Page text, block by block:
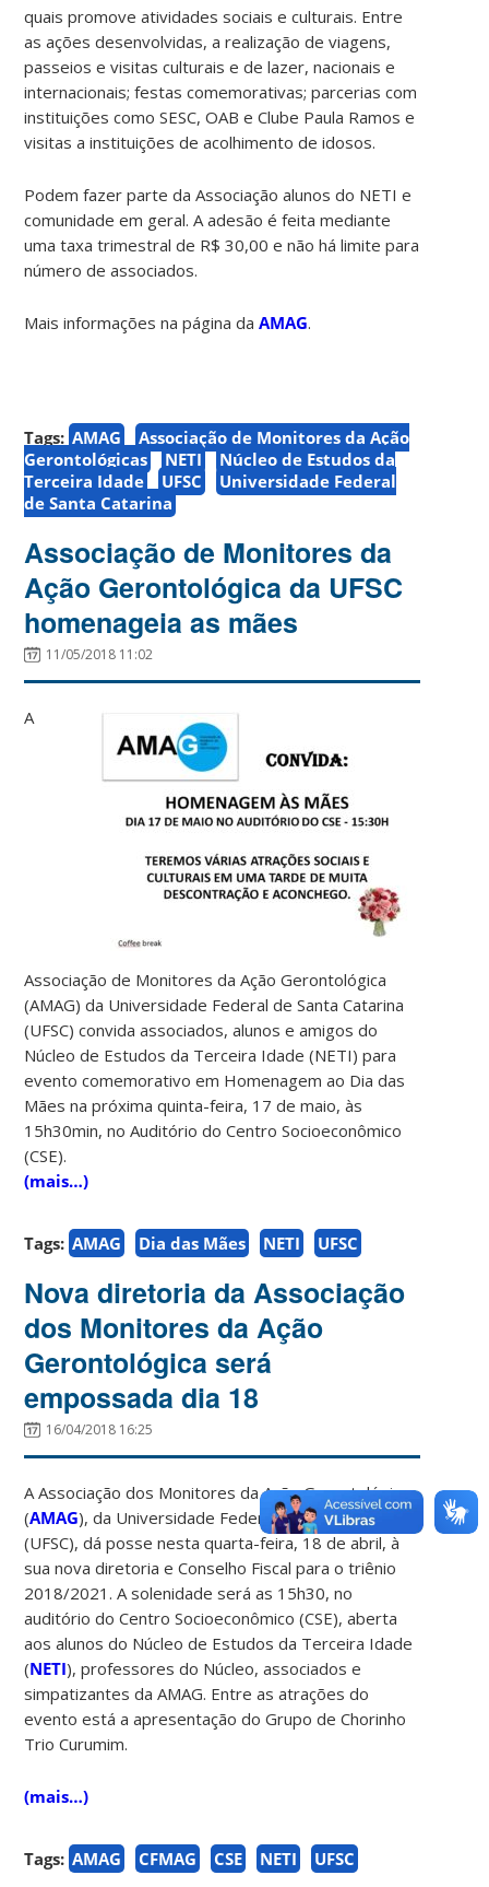
quais promove atividades sociais e culturais. Entre
as ações desenvolvidas, a realização de viagens,
passeios e visitas culturais e de lazer, nacionais e
internacionais; festas comemorativas; parcerias com
instituições como SESC, OAB e Clube Paula Ramos e
visitas a instituições de acolhimento de idosos.
Podem fazer parte da Associação alunos do NETI e
comunidade em geral. A adesão é feita mediante
uma taxa trimestral de R$ 30,00 e não há limite para
número de associados.
Mais informações na página daAMAG.
Tags: AMAG
Associação de Monitores da Ação
Gerontológicas
NETI
Núcleo de Estudos da
Terceira Idade
UFSC
Universidade Federal
de Santa Catarina
Associação de Monitores da
Ação Gerontológica da UFSC
homenageia as mães
11/05/2018 11:02
A
Associação de Monitores da Ação Gerontológica
(AMAG) da Universidade Federal de Santa Catarina
(UFSC) convida associados, alunos e amigos do
Núcleo de Estudos da Terceira Idade (NETI) para
evento comemorativo em Homenagem ao Dia das
Mães na próxima quinta-feira, 17 de maio, às
15h30min, no Auditório do Centro Socioeconômico
(CSE).
(mais…)
Tags: AMAG Dia das Mães NETI UFSC
Nova diretoria da Associação
dos Monitores da Ação
Gerontológica será
empossada dia 18
16/04/2018 16:25
A Associação dos Monitores da Ação Gerontológica
(AMAG), da Universidade Federal de Santa Catarina
(UFSC), dá posse nesta quarta-feira, 18 de abril, à
sua nova diretoria e Conselho Fiscal para o triênio
2018/2021. A solenidade será as 15h30, no
auditório do Centro Socioeconômico (CSE), aberta
aos alunos do Núcleo de Estudos da Terceira Idade
(NETI), professores do Núcleo, associados e
simpatizantes da AMAG. Entre as atrações do
evento está a apresentação do Grupo de Chorinho
Trio Curumim.
(mais…)
Tags: AMAG CFMAG CSE NETI UFSC